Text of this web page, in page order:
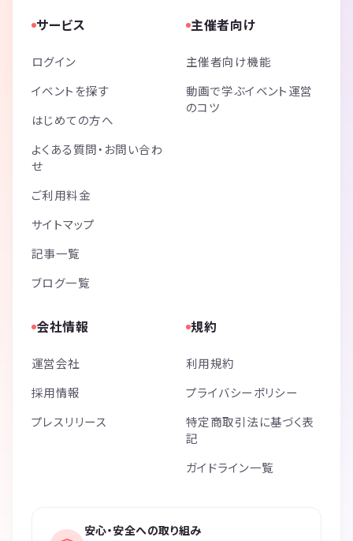
サービス
ログイン
イベントを探す
はじめての方へ
よくある質問・お問い合わ
せ
ご利用料金
サイトマップ
記事一覧
ブログ一覧
主催者向け
主催者向け機能
動画で学ぶイベント運営
のコツ
会社情報
運営会社
採用情報
プレスリリース
規約
利用規約
プライバシーポリシー
特定商取引法に基づく表
記
ガイドライン一覧
安心・安全への取り組み